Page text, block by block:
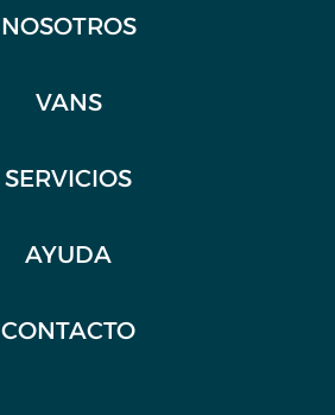
NOSOTROS
VANS
SERVICIOS
AYUDA
CONTACTO